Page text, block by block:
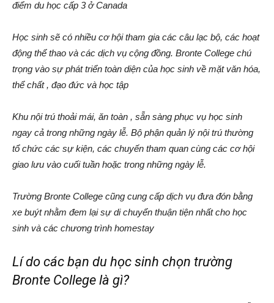
điểm du học cấp 3 ở Canada
Học sinh sẽ có nhiều cơ hội tham gia các câu lạc bộ, các hoạt
động thể thao và các dịch vụ cộng đồng. Bronte College chú
trọng vào sự phát triển toàn diện của học sinh về mặt văn hóa,
thể chất , đạo đức và học tập
Khu nội trú thoải mái, ăn toàn , sẵn sàng phục vụ học sinh
ngay cả trong những ngày lễ. Bộ phận quản lý nội trú thường
tổ chức các sự kiện, các chuyến tham quan cùng các cơ hội
giao lưu vào cuối tuần hoặc trong những ngày lễ.
Trường Bronte College cũng cung cấp dịch vụ đưa đón bằng
xe buýt nhằm đem lại sự di chuyển thuận tiện nhất cho học
sinh và các chương trình homestay
Lí do các bạn du học sinh chọn trường
Bronte College là gì?